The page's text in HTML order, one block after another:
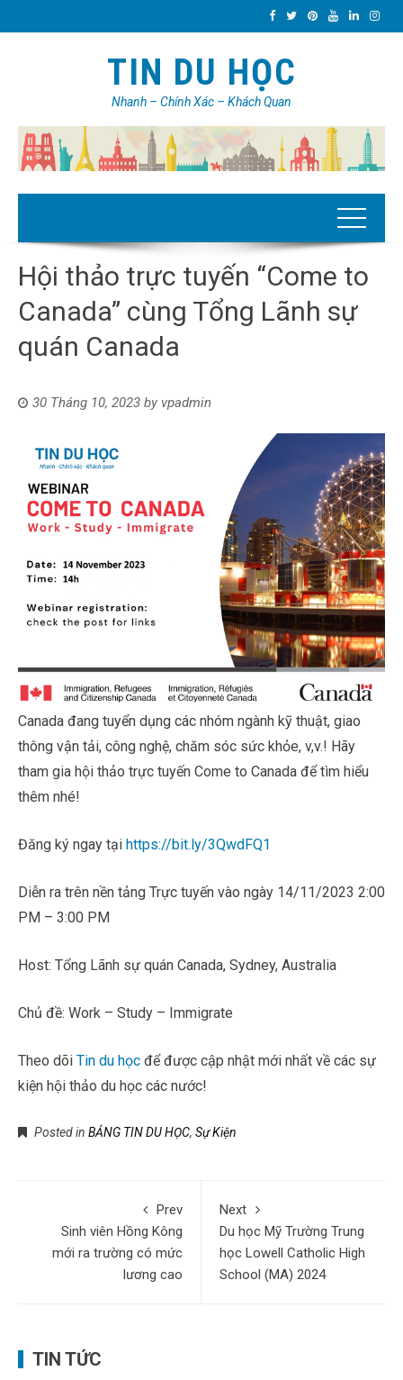
TIN DU HỌC
Nhanh – Chính Xác – Khách Quan
Hội thảo trực tuyến “Come to
Canada” cùng Tổng Lãnh sự
quán Canada
30 Tháng 10, 2023 by vpadmin
Canada đang tuyển dụng các nhóm ngành kỹ thuật, giao
thông vận tải, công nghệ, chăm sóc sức khỏe, v,v.! Hãy
tham gia hội thảo trực tuyến Come to Canada để tìm hiểu
thêm nhé!
Đăng ký ngay tại https://bit.ly/3QwdFQ1
Diễn ra trên nền tảng Trực tuyến vào ngày 14/11/2023 2:00
PM – 3:00 PM
Host: Tổng Lãnh sự quán Canada, Sydney, Australia
Chủ đề: Work – Study – Immigrate
Theo dõi Tin du học để được cập nhật mới nhất về các sự
kiện hội thảo du học các nước!
Posted in BẢNG TIN DU HỌC, Sự Kiện
Prev
Sinh viên Hồng Kông
mới ra trường có mức
lương cao
Next
Du học Mỹ Trường Trung
học Lowell Catholic High
School (MA) 2024
TIN TỨC